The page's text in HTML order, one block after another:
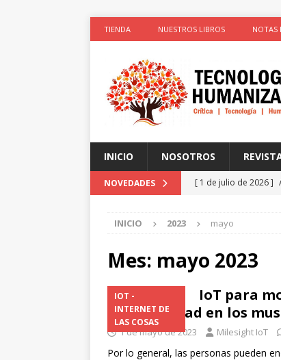
TIENDA NUESTROS LIBROS NOTAS
INICIO NOSOTROS
NOVEDADES [ 1 de julio de 2026 ]
[ 1 de julio de 2026 ]
colonizadores
el cuerpo
INICIO 2023 mayo
Mes: mayo 2023
IOT -
INTERNET DE
LAS COSAS
IoT para
y la humedad en los
1 de mayo de 2023 Milesight IoT
Por lo general, las personas pueden